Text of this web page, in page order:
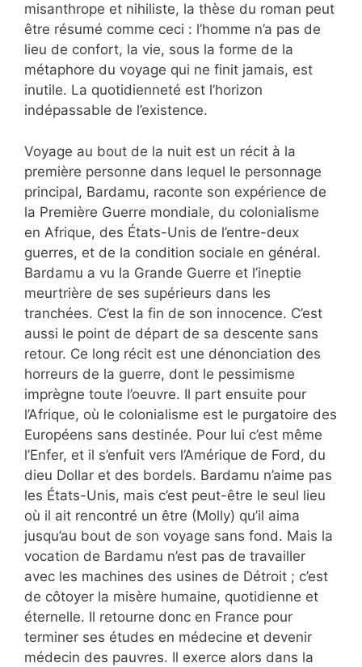
misanthrope et nihiliste, la thèse du roman peut
être résumé comme ceci : l’homme n’a pas de
lieu de confort, la vie, sous la forme de la
métaphore du voyage qui ne finit jamais, est
inutile. La quotidienneté est l’horizon
indépassable de l’existence.
Voyage au bout de la nuit est un récit à la
première personne dans lequel le personnage
principal, Bardamu, raconte son expérience de
la Première Guerre mondiale, du colonialisme
en Afrique, des États-Unis de l’entre-deux
guerres, et de la condition sociale en général.
Bardamu a vu la Grande Guerre et l’ineptie
meurtrière de ses supérieurs dans les
tranchées. C’est la fin de son innocence. C’est
aussi le point de départ de sa descente sans
retour. Ce long récit est une dénonciation des
horreurs de la guerre, dont le pessimisme
imprègne toute l’oeuvre. Il part ensuite pour
l’Afrique, où le colonialisme est le purgatoire des
Européens sans destinée. Pour lui c’est même
l’Enfer, et il s’enfuit vers l’Amérique de Ford, du
dieu Dollar et des bordels. Bardamu n’aime pas
les États-Unis, mais c’est peut-être le seul lieu
où il ait rencontré un être (Molly) qu’il aima
jusqu’au bout de son voyage sans fond. Mais la
vocation de Bardamu n’est pas de travailler
avec les machines des usines de Détroit ; c’est
de côtoyer la misère humaine, quotidienne et
éternelle. Il retourne donc en France pour
terminer ses études en médecine et devenir
médecin des pauvres. Il exerce alors dans la